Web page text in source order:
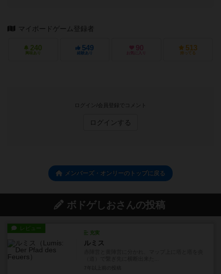
マイボードゲーム登録者
240
興味あり
549
経験あり
90
お気に入り
513
持ってる
ログイン/会員登録でコメント
ログインする
メンバーズ・オンリーのトップに戻る
ボドゲしおさんの投稿
レビュー
充実
ルミス